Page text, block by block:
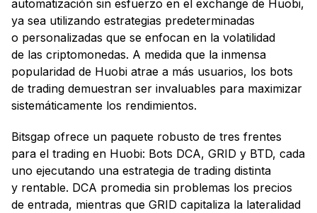
automatización sin esfuerzo en el exchange de Huobi,
ya sea utilizando estrategias predeterminadas
o personalizadas que se enfocan en la volatilidad
de las criptomonedas. A medida que la inmensa
popularidad de Huobi atrae a más usuarios, los bots
de trading demuestran ser invaluables para maximizar
sistemáticamente los rendimientos.
Bitsgap ofrece un paquete robusto de tres frentes
para el trading en Huobi: Bots DCA, GRID y BTD, cada
uno ejecutando una estrategia de trading distinta
y rentable. DCA promedia sin problemas los precios
de entrada, mientras que GRID capitaliza la lateralidad